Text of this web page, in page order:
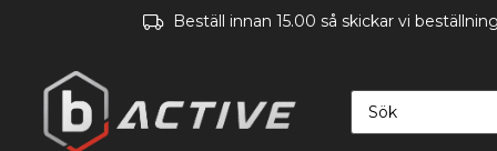
Beställ innan 15.00 så skickar vi